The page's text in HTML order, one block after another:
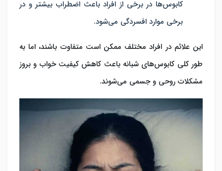
کابوس‌ها در برخی از افراد باعث اضطراب بیشتر و در
برخی موارد افسردگی می‌شود.
این علائم در افراد مختلف ممکن است متفاوت باشند، اما به
طور کلی کابوس‌های شبانه باعث کاهش کیفیت خواب و بروز
مشکلات روحی و جسمی می‌شوند.